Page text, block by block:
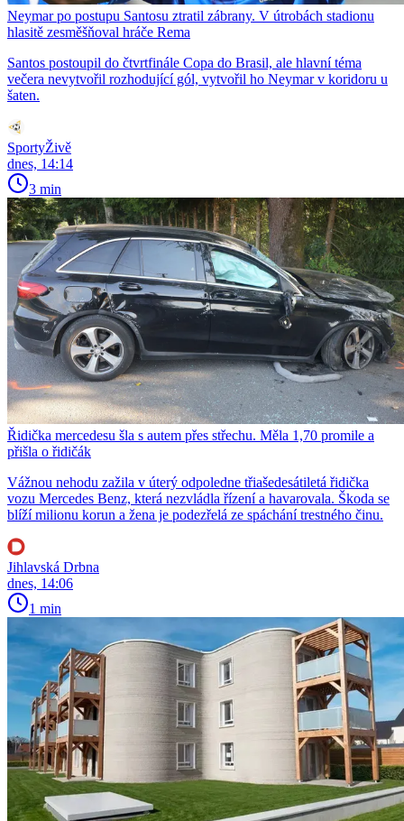
Neymar po postupu Santosu ztratil zábrany. V útrobách stadionu
hlasitě zesměšňoval hráče Rema
Santos postoupil do čtvrtfinále Copa do Brasil, ale hlavní téma
večera nevytvořil rozhodující gól, vytvořil ho Neymar v koridoru u
šaten.
SportyŽivě
dnes, 14:14
3 min
Řidička mercedesu šla s autem přes střechu. Měla 1,70 promile a
přišla o řidičák
Vážnou nehodu zažila v úterý odpoledne třiašedesátiletá řidička
vozu Mercedes Benz, která nezvládla řízení a havarovala. Škoda se
blíží milionu korun a žena je podezřelá ze spáchání trestného činu.
Jihlavská Drbna
dnes, 14:06
1 min